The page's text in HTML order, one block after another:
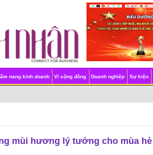
nang kinh doanh Vì cộng đồng Doanh nghiệp Sự kiện
mùi hương lý tưởng cho mùa